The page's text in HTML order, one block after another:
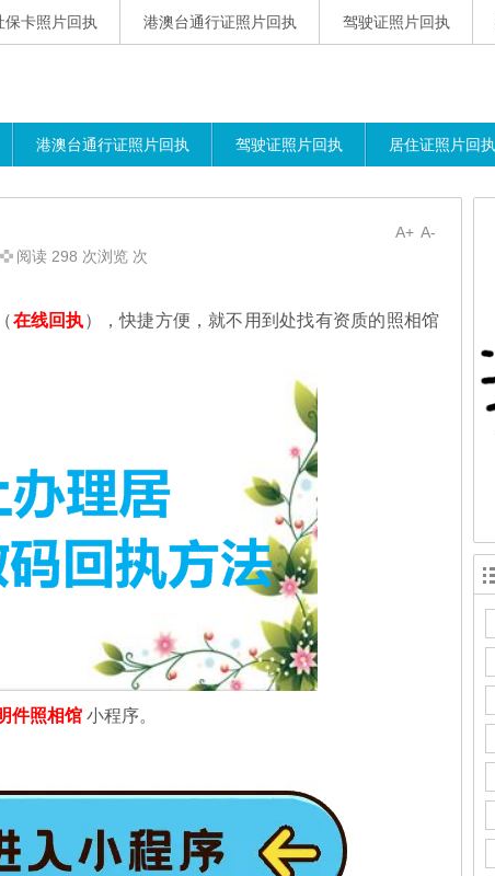
保卡照片回执 港澳台通行证照片回执 驾驶证照片回执
港澳台通行证照片回执 驾驶证照片回执 居住证照片回执
A-
A+
阅读 298 次浏览 次
在线回执），快捷方便，就不用到处找有资质的照相馆
件照相馆 小程序。